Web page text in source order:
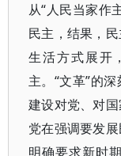
从“人民当家作
民主，结果，
生活方式展开
主。“文革”的
建设对党、对
党在强调要发
明确要求新时